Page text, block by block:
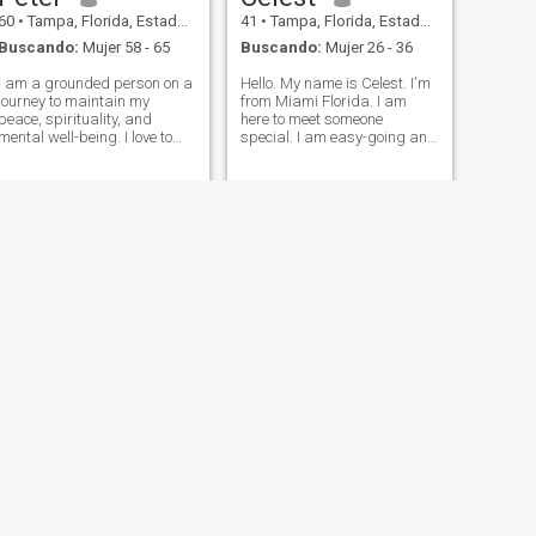
• Tampa, Florida, Estados Unidos
Buscando: Mujer 58 - 65
I am a grounded person on a
journey to maintain my
peace, spirituality, and
mental well-being. I love to
41 • Tampa, Florida, Estados Unidos
Buscando: Mujer 26 - 36
Hello. My name is Celest. I'm
from Miami Florida. I am
here to meet someone
special. I am easy-going and